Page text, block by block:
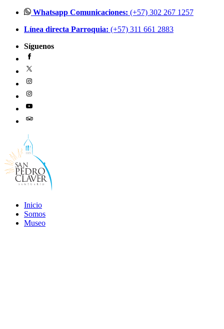
contenido
Whatsapp Comunicaciones: (+57) 302 267 1257
Línea directa Parroquia: (+57) 311 661 2883
Síguenos
Inicio
Somos
Museo